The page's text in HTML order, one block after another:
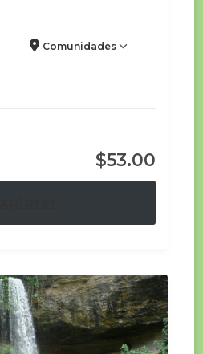
Comunidades
$53.00